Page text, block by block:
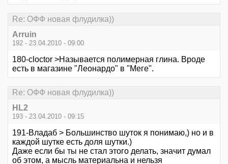
Re: ОФФ новая флудилка))
Arruin
192 - 23.04.2010 - 09:00
180-cloctor >Называется полимерная глина. Вроде
есть в магазине "Леонардо" в "Меге".
Re: ОФФ новая флудилка))
HL2
193 - 23.04.2010 - 09:15
191-Владаб > Большинство шуток я понимаю,) но и в
каждой шутке есть доля шутки.)
Даже если бы ты не стал этого делать, значит думал
об этом, а мысль материальна и нельзя